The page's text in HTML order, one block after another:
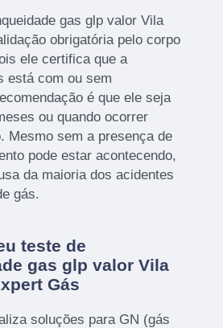
gas glp valor Vila
obrigatória pelo corpo
ele certifica que a
está com ou sem
é que ele seja
ou quando ocorrer
Mesmo sem a presença de
pode estar acontecendo,
da maioria dos acidentes
gás.
teste de
gas glp valor Vila
Gás
soluções para GN (gás